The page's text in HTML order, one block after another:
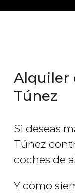
Alquiler
Túnez
Si deseas
Túnez
coches de
Y como